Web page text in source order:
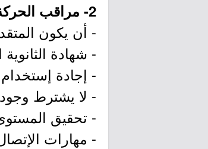
2- مراقب الحركة:
- أن يكون
- شهادة الثانوية
- إجادة
- لا يشترط
- تحقيق
- مهارات